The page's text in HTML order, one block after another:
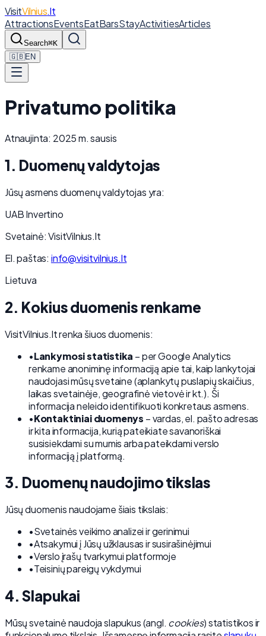
VisitVilnius.lt
AttractionsEventsEatBarsStayActivitiesArticles
Search⌘K
🇬🇧EN
Privatumo politika
Atnaujinta: 2025 m. sausis
1. Duomenų valdytojas
Jūsų asmens duomenų valdytojas yra:
UAB Invertino
Svetainė: VisitVilnius.lt
El. paštas: info@visitvilnius.lt
Lietuva
2. Kokius duomenis renkame
VisitVilnius.lt renka šiuos duomenis:
•Lankymosi statistika – per Google Analytics
renkame anoniminę informaciją apie tai, kaip lankytojai
naudojasi mūsų svetaine (aplankytų puslapių skaičius,
laikas svetainėje, geografinė vietovė ir kt.). Ši
informacija neleido identifikuoti konkretaus asmens.
•Kontaktiniai duomenys – vardas, el. pašto adresas
ir kita informacija, kurią pateikiate savanoriškai
susisiekdami su mumis arba pateikdami verslo
informaciją į platformą.
3. Duomenų naudojimo tikslas
Jūsų duomenis naudojame šiais tikslais:
•Svetainės veikimo analizei ir gerinimui
•Atsakymui į Jūsų užklausas ir susirašinėjimui
•Verslo įrašų tvarkymui platformoje
•Teisinių pareigų vykdymui
4. Slapukai
Mūsų svetainė naudoja slapukus (angl. cookies) statistikos ir